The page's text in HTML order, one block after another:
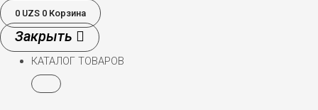
0 UZS 0 Корзина
КАТАЛОГ ТОВАРОВ